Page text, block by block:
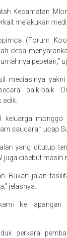
Kecamatan
melakukan
(Forum
desa
pepetan,”
mediasinya
baik-baik.
keluarga monggo
saudara,” ucap
yang ditutup
juga disebut masih
Bukan jalan
jelasnya.
ke lapangan
perkara